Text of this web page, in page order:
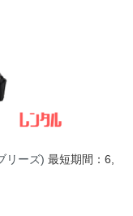
リーズ) 最短期間：6,